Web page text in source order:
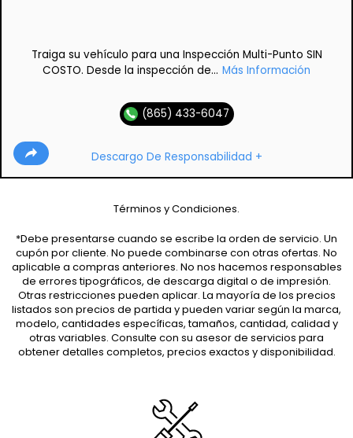
Traiga su vehículo para una Inspección Multi-Punto SIN
COSTO. Desde la inspección de... Más Información
(865) 433-6047
Descargo De Responsabilidad +
Términos y Condiciones.
*Debe presentarse cuando se escribe la orden de servicio. Un
cupón por cliente. No puede combinarse con otras ofertas. No
aplicable a compras anteriores. No nos hacemos responsables
de errores tipográficos, de descarga digital o de impresión.
Otras restricciones pueden aplicar. La mayoría de los precios
listados son precios de partida y pueden variar según la marca,
modelo, cantidades específicas, tamaños, cantidad, calidad y
otras variables. Consulte con su asesor de servicios para
obtener detalles completos, precios exactos y disponibilidad.